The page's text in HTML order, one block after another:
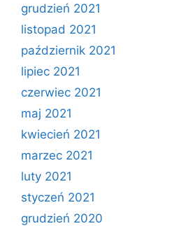
grudzień 2021
listopad 2021
październik 2021
lipiec 2021
czerwiec 2021
maj 2021
kwiecień 2021
marzec 2021
luty 2021
styczeń 2021
grudzień 2020